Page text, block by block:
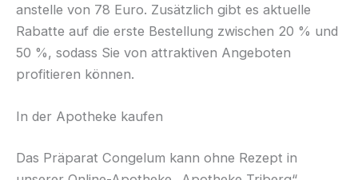
anstelle von 78 Euro. Zusätzlich gibt es aktuelle
Rabatte auf die erste Bestellung zwischen 20 % und
50 %, sodass Sie von attraktiven Angeboten
profitieren können.
In der Apotheke kaufen
Das Präparat Congelum kann ohne Rezept in